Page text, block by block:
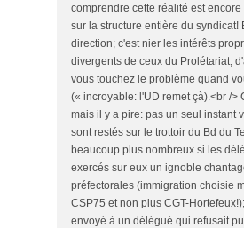
comprendre cette réalité est
sur la structure entière du syndicat!
direction; c'est nier les intérêts
divergents de ceux du Prolétariat;
vous touchez le problème quand
(« incroyable: l'UD remet çà).<br />
mais il y a pire: pas un seul instant
sont restés sur le trottoir du Bd du
beaucoup plus nombreux si les
exercés sur eux un ignoble
préfectorales (immigration choisie
CSP75 et non plus CGT-
envoyé à un délégué qui refusait